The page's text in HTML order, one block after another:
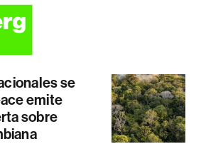
se
emite
sobre